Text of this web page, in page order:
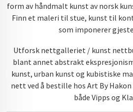
form av håndmalt kunst av norsk
Finn et maleri til stue, kunst til
som imponerer
Utforsk nettgalleriet / kunst
blant annet abstrakt
kunst, urban kunst og kubistiske
nett ved å bestille hos Art By
både Vipps og